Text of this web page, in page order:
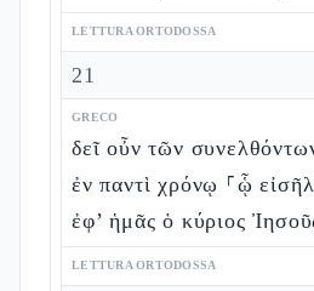
LETTURA ORTODOSSA
21
GRECO
δεῖ οὖν τῶν
ἐν παντὶ χρόνῳ ⸀ᾧ
ἐφ’ ἡμᾶς ὁ κύριος
LETTURA ORTODOSSA